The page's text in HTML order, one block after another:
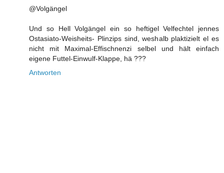
@Volgängel
Und so Hell Volgängel ein so heftigel Velfechtel jennes
Ostasiato-Weisheits- Plinzips sind, weshalb plaktizielt el es
nicht mit Maximal-Effischnenzi selbel und hält einfach
eigene Futtel-Einwulf-Klappe, hä ???
Antworten